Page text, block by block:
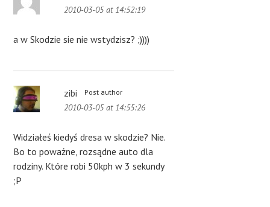
2010-03-05 at 14:52:19
a w Skodzie sie nie wstydzisz? ;))))
zibi Post author
2010-03-05 at 14:55:26
Widziałeś kiedyś dresa w skodzie? Nie.
Bo to poważne, rozsądne auto dla
rodziny. Które robi 50kph w 3 sekundy
;P